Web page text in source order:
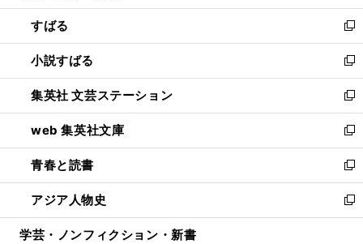
開
く
ウ
で
開
く
ン
ド
ウ
で
開
く
すばる
新
し
い
ウ
ィ
ン
ド
ウ
で
開
く
小説すばる
新
し
い
ウ
ィ
ン
ド
ウ
で
開
集英社 文芸ステーション
新
し
い
ウ
ィ
ン
ド
ウ
web 集英社文庫
新
し
い
ウ
ィ
ン
青春と読書
新
し
い
ウ
アジア人物史
新
し
学芸・ノンフィクション・新書